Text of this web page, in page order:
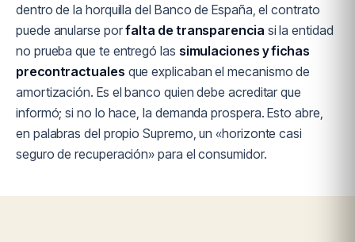
dentro de la horquilla del Banco de España, el contrato
puede anularse porfalta de transparencia si la entidad
no prueba que te entregó las simulaciones y fichas
precontractuales que explicaban el mecanismo de
amortización. Es el banco quien debe acreditar que
informó; si no lo hace, la demanda prospera. Esto abre,
en palabras del propio Supremo, un «horizonte casi
seguro de recuperación» para el consumidor.